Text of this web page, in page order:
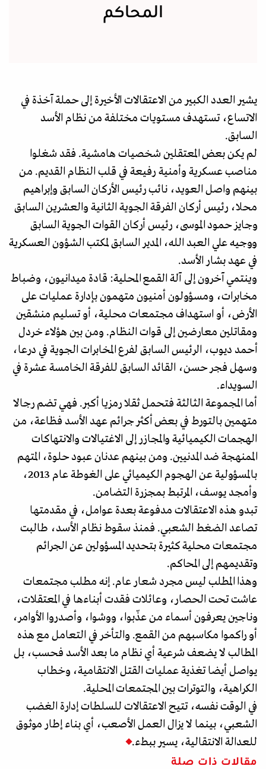
المحاكم
يشير العدد الكبير من الاعتقالات الأخيرة إلى حملة آخذة في
الاتساع، تستهدف مستويات مختلفة من نظام الأسد
السابق.
لم يكن بعض المعتقلين شخصيات هامشية. فقد شغلوا
مناصب عسكرية وأمنية رفيعة في قلب النظام القديم. من
بينهم واصل العويد، نائب رئيس الأركان السابق وإبراهيم
محلا، رئيس أركان الفرقة الجوية الثانية والعشرين السابق
وجايز حمود الموسى، رئيس أركان القوات الجوية السابق
ووجيه علي العبد الله، المدير السابق لمكتب الشؤون العسكرية
في عهد بشار الأسد.
وينتمي آخرون إلى آلة القمع المحلية: قادة ميدانيون، وضباط
مخابرات، ومسؤولون أمنيون متهمون بإدارة عمليات على
الأرض، أو استهداف مجتمعات محلية، أو تسليم منشقين
ومقاتلين معارضين إلى قوات النظام. ومن بين هؤلاء خردل
أحمد ديوب، الرئيس السابق لفرع المخابرات الجوية في درعا،
وسهل فجر حسن، القائد السابق للفرقة الخامسة عشرة في
السويداء.
أما المجموعة الثالثة فتحمل ثقلا رمزيا أكبر. فهي تضم رجالا
متهمين بالتورط في بعض أكثر جرائم عهد الأسد فظاعة، من
الهجمات الكيميائية والمجازر إلى الاغتيالات والانتهاكات
الممنهجة ضد المدنيين. ومن بينهم عدنان عبود حلوة، المتهم
بالمسؤولية عن الهجوم الكيميائي على الغوطة عام 2013،
وأمجد يوسف، المرتبط بمجزرة التضامن.
تبدو هذه الاعتقالات مدفوعة بعدة عوامل، في مقدمتها
تصاعد الضغط الشعبي. فمنذ سقوط نظام الأسد، طالبت
مجتمعات محلية كثيرة بتحديد المسؤولين عن الجرائم
وتقديمهم إلى المحاكم.
وهذا المطلب ليس مجرد شعار عام. إنه مطلب مجتمعات
عاشت تحت الحصار، وعائلات فقدت أبناءها في المعتقلات،
وناجين يعرفون أسماء من عذّبوا، ووشوا، وأصدروا الأوامر،
أو راكموا مكاسبهم من القمع. والتأخر في التعامل مع هذه
المطالب لا يضعف شرعية أي نظام ما بعد الأسد فحسب، بل
يواصل أيضا تغذية عمليات القتل الانتقامية، وخطاب
الكراهية، والتوترات بين المجتمعات المحلية.
في الوقت نفسه، تتيح الاعتقالات للسلطات إدارة الغضب
الشعبي، بينما لا يزال العمل الأصعب، أي بناء إطار موثوق
للعدالة الانتقالية، يسير ببطء.
مقالات ذات صلة